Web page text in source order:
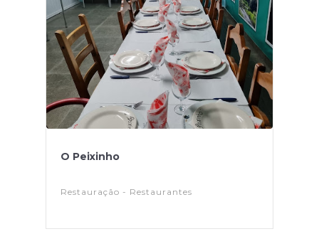
O Peixinho
Restauração - Restaurantes